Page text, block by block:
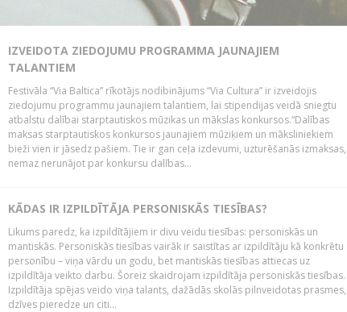
IZVEIDOTA ZIEDOJUMU PROGRAMMA JAUNAJIEM
TALANTIEM
Festivāla “Via Baltica” rīkotājs nodibinājums “Via Cultura” ir izveidojis
ziedojumu programmu jaunajiem talantiem, lai stipendijas veidā sniegtu
atbalstu dalībai starptautiskos mūzikas un mākslas konkursos.“Dalības
maksas starptautiskos konkursos jaunajiem mūziķiem un māksliniekiem
bieži vien ir jāsedz pašiem. Tie ir gan ceļa izdevumi, uzturēšanās izmaksas,
nemaz nerunājot par konkursu dalības...
KĀDAS IR IZPILDĪTĀJA PERSONISKĀS TIESĪBAS?
Likums paredz, ka izpildītājiem ir divu veidu tiesības: personiskās un
mantiskās. Personiskās tiesības vairāk ir saistītas ar izpildītāju kā konkrētu
personību – viņa vārdu un godu, bet mantiskās tiesības attiecas uz
izpildītāja veikto darbu. Šoreiz skaidrojam izpildītāja personiskās tiesības.
Izpildītāja spējas veido viņa talants, dažādās skolās pilnveidotas prasmes,
dzīves pieredze un citi...